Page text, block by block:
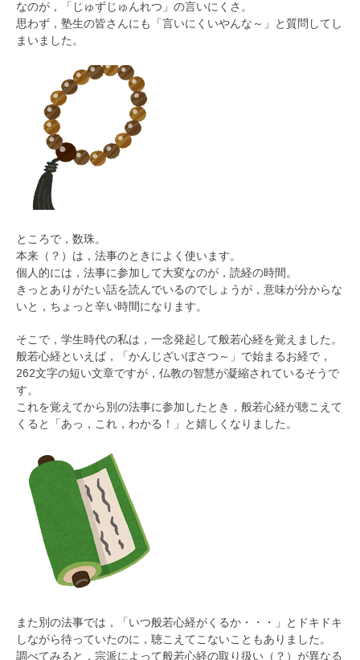
なのが，「じゅずじゅんれつ」の言いにくさ。
思わず，塾生の皆さんにも「言いにくいやんな～」と質問してし
まいました。
ところで，数珠。
本来（？）は，法事のときによく使います。
個人的には，法事に参加して大変なのが，読経の時間。
きっとありがたい話を読んでいるのでしょうが，意味が分からな
いと，ちょっと辛い時間になります。
そこで，学生時代の私は，一念発起して般若心経を覚えました。
般若心経といえば，「かんじざいぼさつ～」で始まるお経で，
262文字の短い文章ですが，仏教の智慧が凝縮されているそうで
す。
これを覚えてから別の法事に参加したとき，般若心経が聴こえて
くると「あっ，これ，わかる！」と嬉しくなりました。
また別の法事では，「いつ般若心経がくるか・・・」とドキドキ
しながら待っていたのに，聴こえてこないこともありました。
調べてみると，宗派によって般若心経の取り扱い（？）が異なる